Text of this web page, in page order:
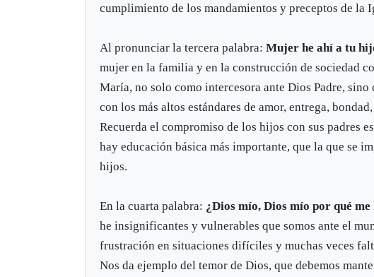
cumplimiento de los mandamientos y preceptos de la
Al pronunciar la tercera palabra:Mujer he ahí a tu
mujer en la familia y en la construcción de sociedad
María, no solo como intercesora ante Dios Padre,
con los más altos estándares de amor, entrega,
Recuerda el compromiso de los hijos con sus padres
hay educación básica más importante, que la que se
hijos.
En la cuarta palabra: ¿Dios mío, Dios mío por qué
he insignificantes y vulnerables que somos ante el
frustración en situaciones difíciles y muchas veces
Nos da ejemplo del temor de Dios, que debemos